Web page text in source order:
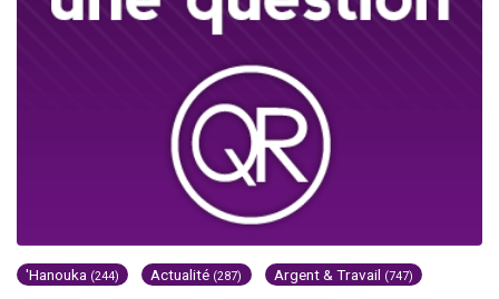
'Hanouka (244) Actualité (287) Argent & Travail (747)